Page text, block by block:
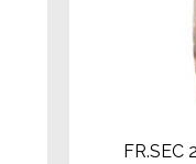
FR.SEC